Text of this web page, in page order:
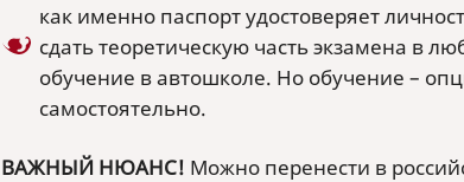
как именно паспорт удостоверяет
сдать теоретическую часть экзамена в
обучение в автошколе. Но обучение –
самостоятельно.
ВАЖНЫЙ НЮАНС! Можно перенести в